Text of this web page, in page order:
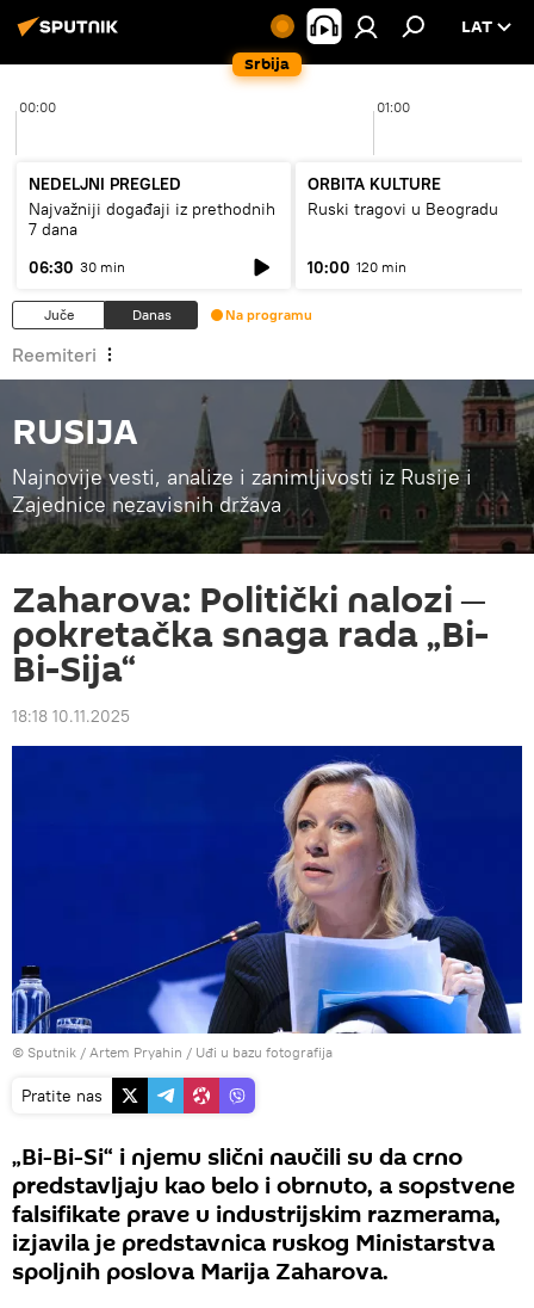
Srbija
LAT
00:00 01:00
NEDELJNI PREGLED
Najvažniji događaji iz prethodnih
7 dana
06:30 30 min
ORBITA KULTURE
Ruski tragovi u Beogradu
10:00 120 min
Juče Danas Na programu
Reemiteri
RUSIJA
Najnovije vesti, analize i zanimljivosti iz Rusije i
Zajednice nezavisnih država
Zaharova: Politički nalozi ─
pokretačka snaga rada „Bi-
Bi-Sija“
18:18 10.11.2025
© Sputnik / Artem Pryahin / Uđi u bazu fotografija
Pratite nas
„Bi-Bi-Si“ i njemu slični naučili su da crno
predstavljaju kao belo i obrnuto, a sopstvene
falsifikate prave u industrijskim razmerama,
izjavila je predstavnica ruskog Ministarstva
spoljnih poslova Marija Zaharova.